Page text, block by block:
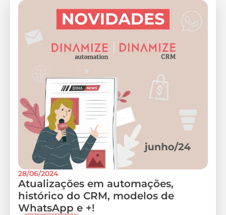
28/06/2024
Atualizações em automações,
histórico do CRM, modelos de
WhatsApp e +!